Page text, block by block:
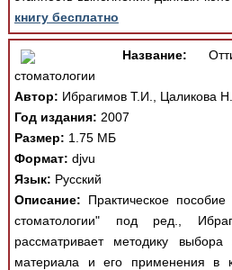
книгу бесплатно
Название:
стоматологии
Автор: Ибрагимов Т.И., Цаликова
Год издания: 2007
Размер: 1.75 МБ
Формат: djvu
Язык: Русский
Описание: Практическое
стоматологии" под ред.,
рассматривает методику выбора
материала и его применения в